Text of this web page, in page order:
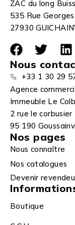
ZAC du long
535 Rue
27930
Nous
+33 1 30 29
Agence
Immeuble Le
2 rue le corbusier
95 190
Nos pages
Nous connaître
Nos catalogues
Devenir
Boutique